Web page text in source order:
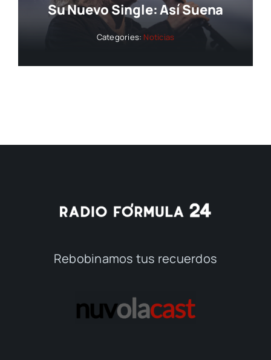
Su Nuevo Single: Así Suena
Categories: Noticias
Rebobinamos tus recuerdos